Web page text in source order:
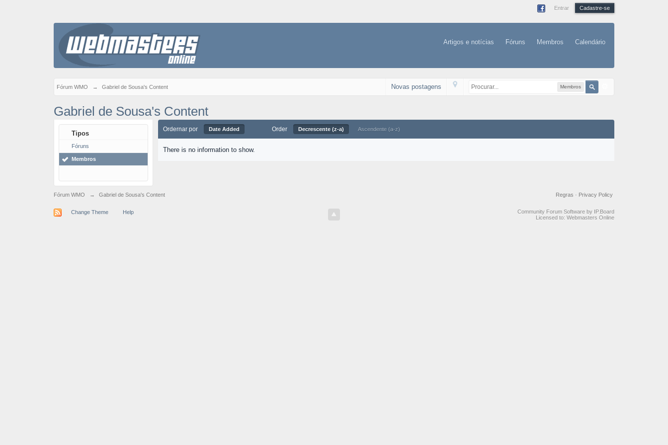
Entrar Cadastre-se
Artigos e notícias Fóruns Membros Calendário
Fórum WMO → Gabriel de Sousa's Content Membros
Novas postagens
Gabriel de Sousa's Content
Tipos
Fóruns
Membros
Ordernar por Date Added Order Decrescente (z-a) Ascendente (a-z)
There is no information to show.
Fórum WMO → Gabriel de Sousa's Content Privacy Policy
Regras ·
Change Theme Help
Community Forum Software by IP.Board
Licensed to: Webmasters Online